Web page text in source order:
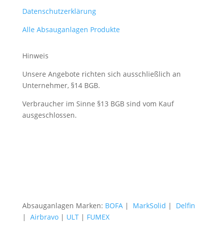
Datenschutzerklärung
Alle Absauganlagen Produkte
Hinweis
Unsere Angebote richten sich ausschließlich an
Unternehmer, §14 BGB.
Verbraucher im Sinne §13 BGB sind vom Kauf
ausgeschlossen.
Absauganlagen Marken: BOFA| MarkSolid | Delfin
| Airbravo| ULT| FUMEX